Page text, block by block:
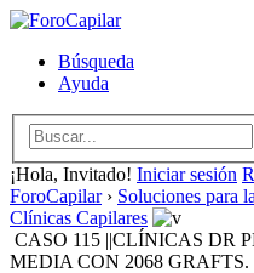
Búsqueda
Ayuda
¡Hola, Invitado! Iniciar sesión
ForoCapilar› Soluciones para
Clínicas Capilares
CASO 115 ||CLÍNICAS DR
MEDIA CON 2068